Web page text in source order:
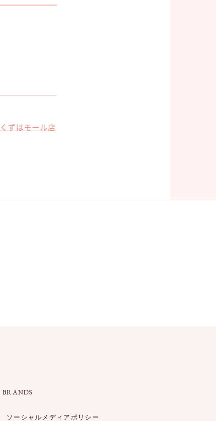
くずはモール店
BRANDS
ソーシャルメディアポリシー